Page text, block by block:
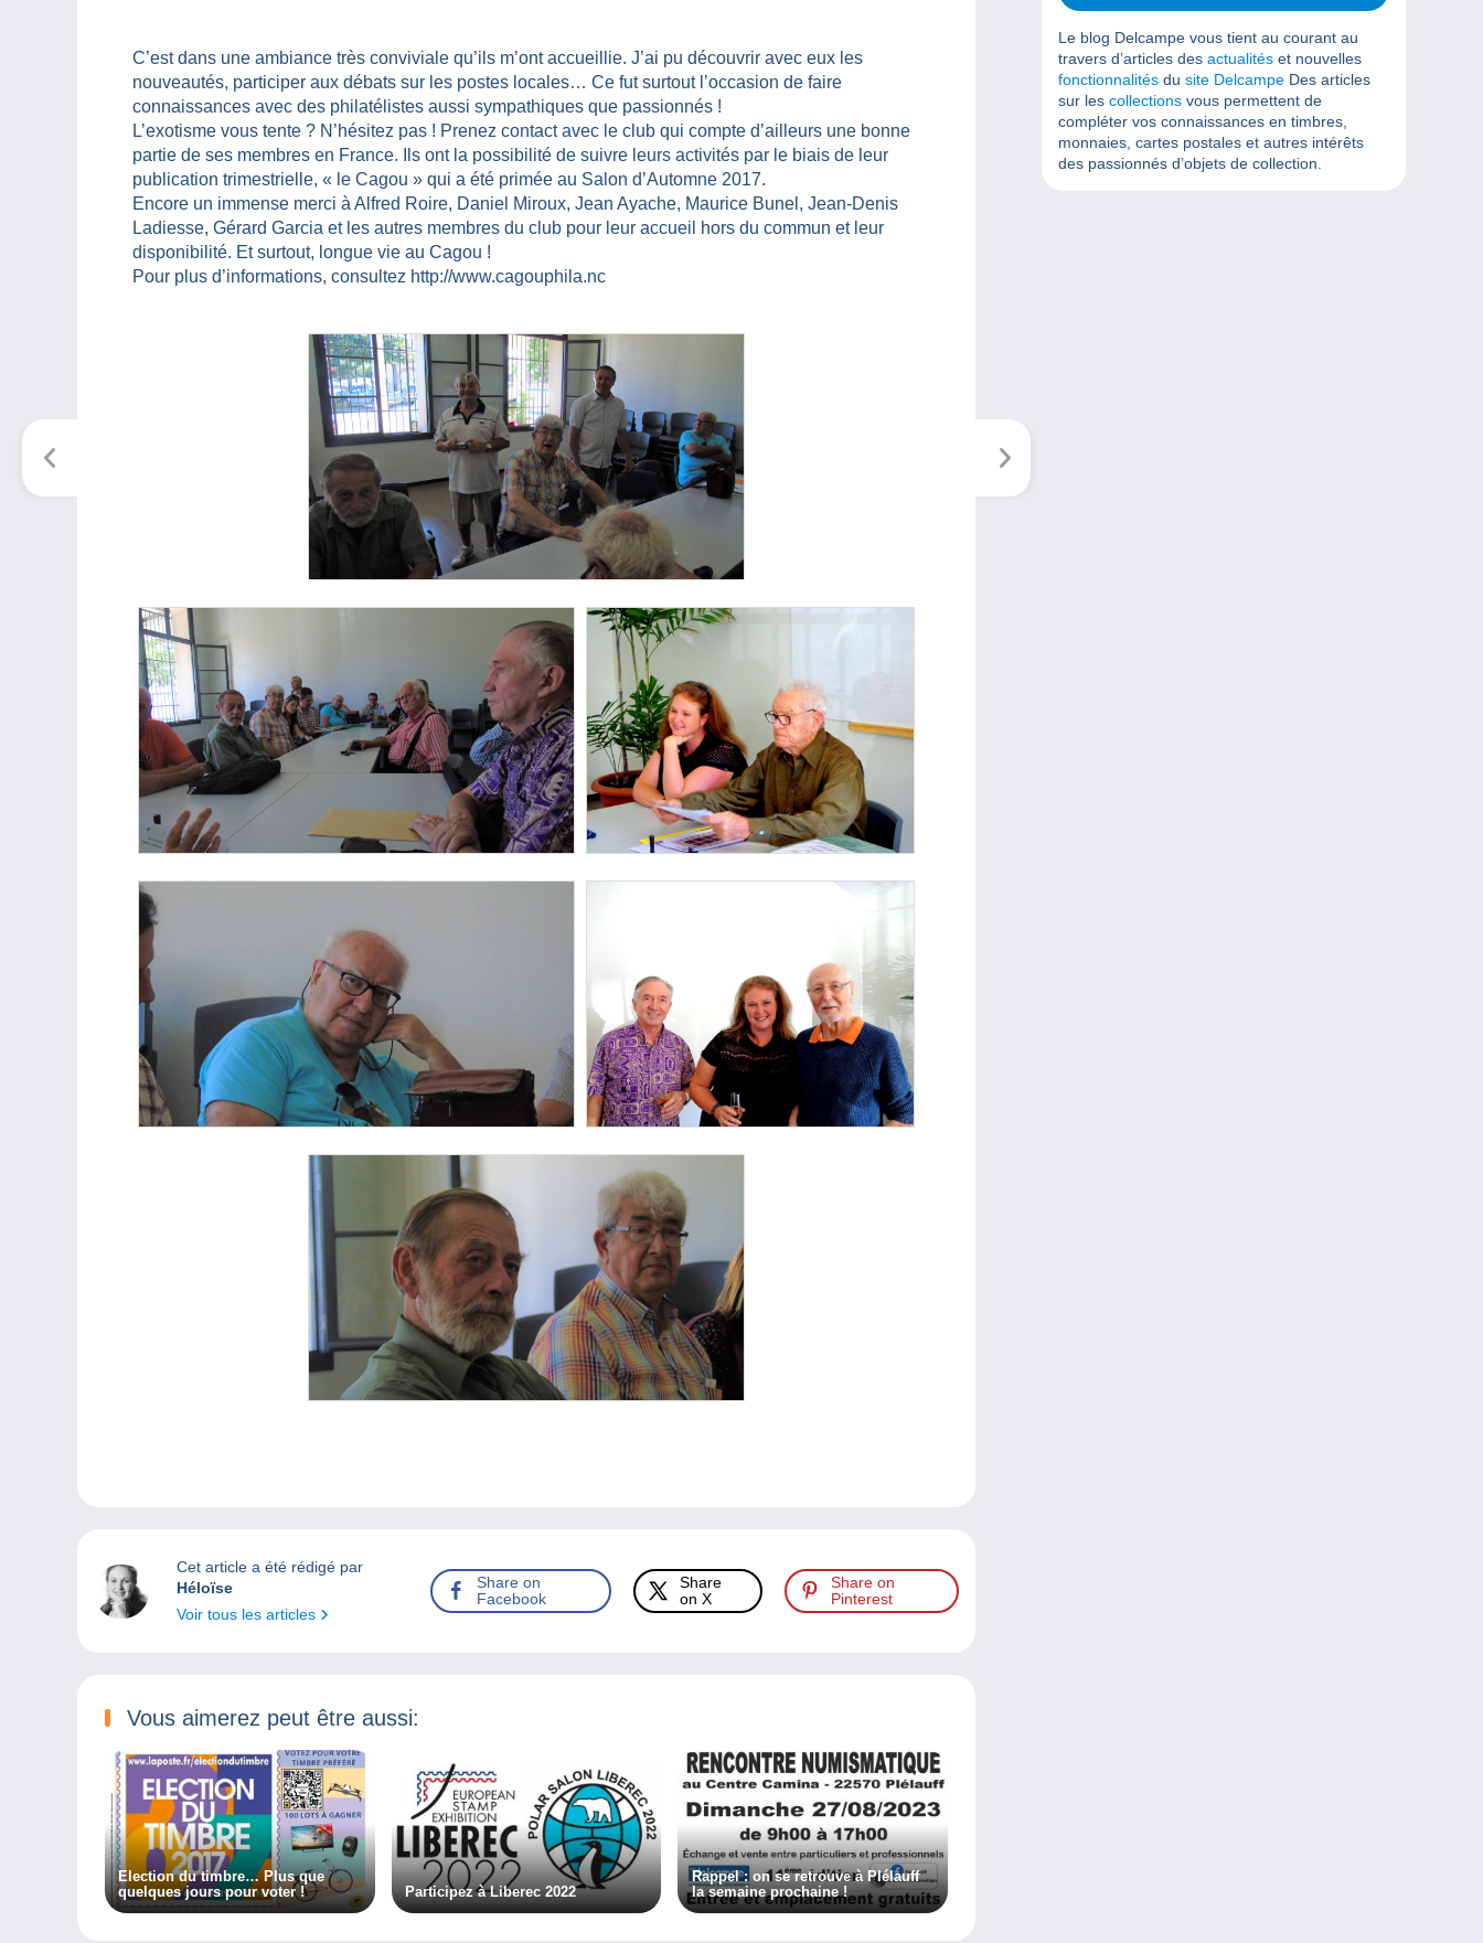
C’est dans une ambiance très conviviale qu’ils m’ont accueillie. J’ai pu découvrir avec eux les
nouveautés, participer aux débats sur les postes locales… Ce fut surtout l’occasion de faire
connaissances avec des philatélistes aussi sympathiques que passionnés !
L’exotisme vous tente ? N’hésitez pas ! Prenez contact avec le club qui compte d’ailleurs une bonne
partie de ses membres en France. Ils ont la possibilité de suivre leurs activités par le biais de leur
publication trimestrielle, « le Cagou » qui a été primée au Salon d’Automne 2017.
Encore un immense merci à Alfred Roire, Daniel Miroux, Jean Ayache, Maurice Bunel, Jean-Denis
Ladiesse, Gérard Garcia et les autres membres du club pour leur accueil hors du commun et leur
disponibilité. Et surtout, longue vie au Cagou !
Pour plus d’informations, consultez http://www.cagouphila.nc
Cet article a été rédigé par
Héloïse
Voir tous les articles
Share on
Facebook
Share
on X
Share on
Pinterest
Vous aimerez peut être aussi:
Election du timbre… Plus que
quelques jours pour voter !
Participez à Liberec 2022
Rappel : on se retrouve à Plélauff
la semaine prochaine !
Le blog Delcampe vous tient au courant au
travers d’articles des actualités et nouvelles
fonctionnalités du site Delcampe Des articles
sur les collections vous permettent de
compléter vos connaissances en timbres,
monnaies, cartes postales et autres intérêts
des passionnés d’objets de collection.